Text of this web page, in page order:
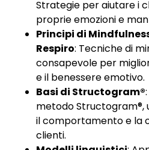
Strategie per aiutare i
proprie emozioni e
Principi di
Respiro: Tecniche di
consapevole per
e il benessere emotivo.
Basi di Structogram®
metodo
il comportamento e la
clienti.